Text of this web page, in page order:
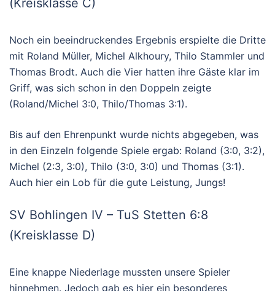
Noch ein beeindruckendes Ergebnis erspielte die Dritte
mit Roland Müller, Michel Alkhoury, Thilo Stammler und
Thomas Brodt. Auch die Vier hatten ihre Gäste klar im
Griff, was sich schon in den Doppeln zeigte
(Roland/Michel 3:0, Thilo/Thomas 3:1).
Bis auf den Ehrenpunkt wurde nichts abgegeben, was
in den Einzeln folgende Spiele ergab: Roland (3:0, 3:2),
Michel (2:3, 3:0), Thilo (3:0, 3:0) und Thomas (3:1).
Auch hier ein Lob für die gute Leistung, Jungs!
SV Bohlingen IV – TuS Stetten 6:8
(Kreisklasse D)
Eine knappe Niederlage mussten unsere Spieler
hinnehmen. Jedoch gab es hier ein besonderes